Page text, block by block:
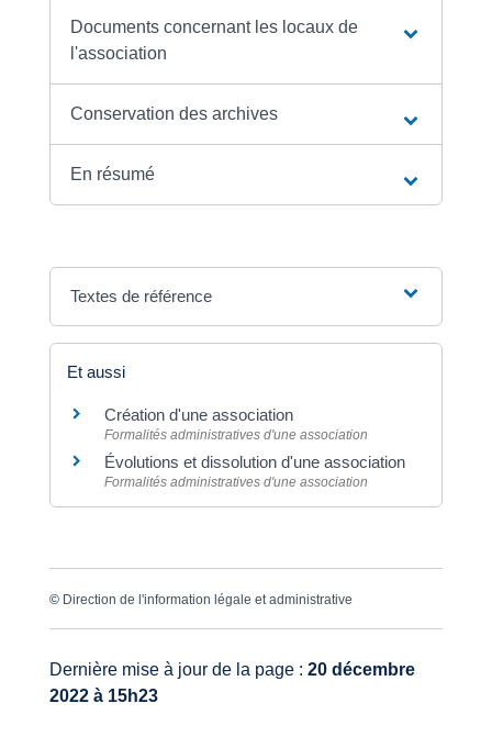
Documents concernant les locaux de
l'association
Conservation des archives
En résumé
Textes de référence
Et aussi
Création d'une association
Formalités administratives d'une association
Évolutions et dissolution d'une association
Formalités administratives d'une association
© Direction de l'information légale et administrative
Dernière mise à jour de la page : 20 décembre
2022 à 15h23